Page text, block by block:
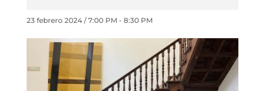
23 febrero 2024 / 7:00 PM- 8:30 PM